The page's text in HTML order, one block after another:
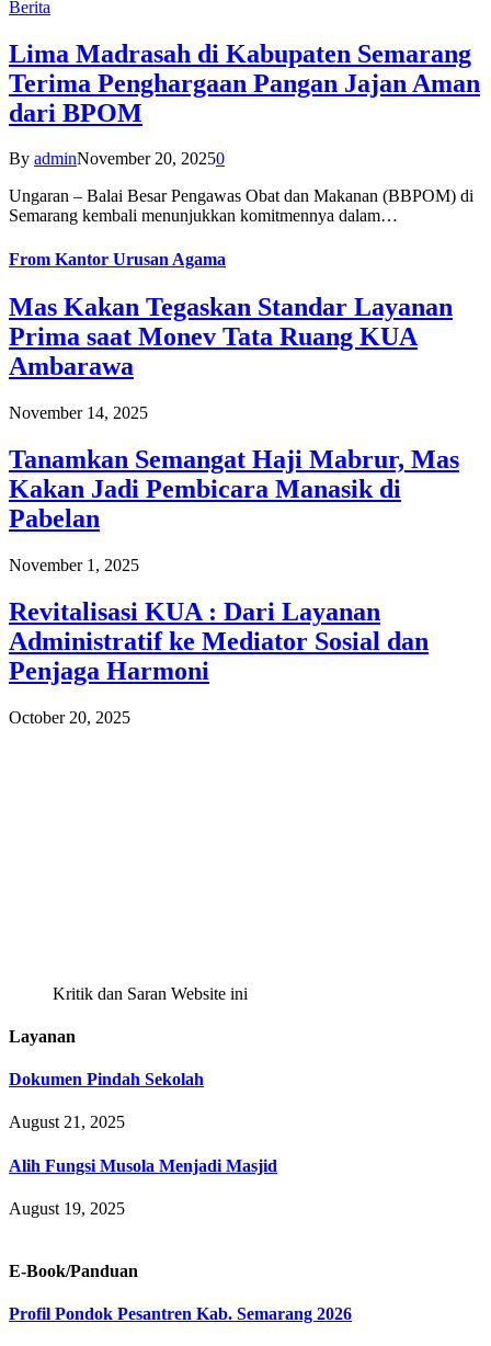
Berita
Lima Madrasah di Kabupaten Semarang
Terima Penghargaan Pangan Jajan Aman
dari BPOM
By adminNovember 20, 20250
Ungaran – Balai Besar Pengawas Obat dan Makanan (BBPOM) di
Semarang kembali menunjukkan komitmennya dalam…
From Kantor Urusan Agama
Mas Kakan Tegaskan Standar Layanan
Prima saat Monev Tata Ruang KUA
Ambarawa
November 14, 2025
Tanamkan Semangat Haji Mabrur, Mas
Kakan Jadi Pembicara Manasik di
Pabelan
November 1, 2025
Revitalisasi KUA : Dari Layanan
Administratif ke Mediator Sosial dan
Penjaga Harmoni
October 20, 2025
Kritik dan Saran Website ini
Layanan
Dokumen Pindah Sekolah
August 21, 2025
Alih Fungsi Musola Menjadi Masjid
August 19, 2025
E-Book/Panduan
Profil Pondok Pesantren Kab. Semarang 2026